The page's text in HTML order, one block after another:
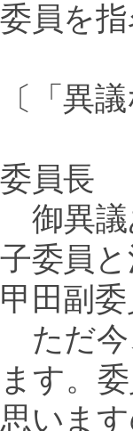
委員を
〔「異
委員長
御異議
子委員
甲田副
ただ今
ます。
思いま